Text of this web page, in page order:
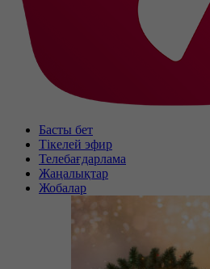
Басты бет
Тікелей эфир
Телебағдарлама
Жаңалықтар
Жобалар